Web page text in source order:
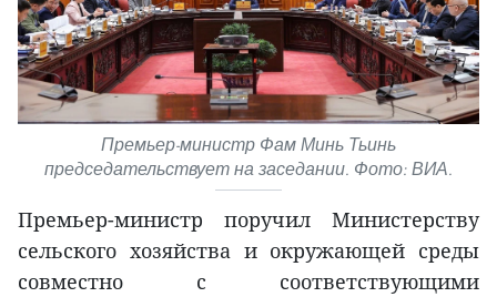
Премьер-министр Фам Минь Тьинь
председательствует на заседании. Фото: ВИА.
Премьер-министр поручил Министерству
сельского хозяйства и окружающей среды
совместно с соответствующими